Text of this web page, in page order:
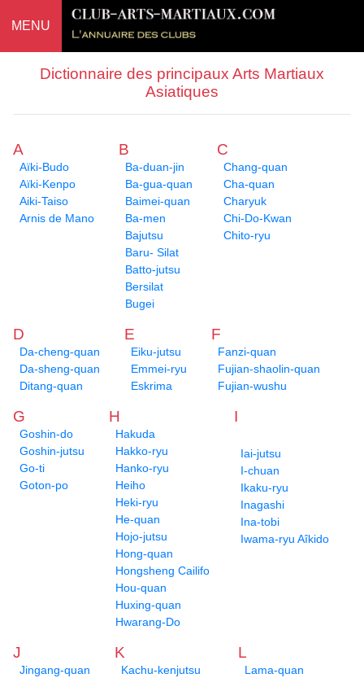
MENU
Dictionnaire des principaux Arts Martiaux
Asiatiques
A
Aïki-Budo
Aïki-Kenpo
Aiki-Taiso
Arnis de Mano
B
Ba-duan-jin
Ba-gua-quan
Baimei-quan
Ba-men
Bajutsu
Baru- Silat
Batto-jutsu
Bersilat
Bugei
C
Chang-quan
Cha-quan
Charyuk
Chi-Do-Kwan
Chito-ryu
D
Da-cheng-quan
Da-sheng-quan
Ditang-quan
E
Eiku-jutsu
Emmei-ryu
Eskrima
F
Fanzi-quan
Fujian-shaolin-quan
Fujian-wushu
G
Goshin-do
Goshin-jutsu
Go-ti
Goton-po
H
Hakuda
Hakko-ryu
Hanko-ryu
Heiho
Heki-ryu
He-quan
Hojo-jutsu
Hong-quan
Hongsheng Cailifo
Hou-quan
Huxing-quan
Hwarang-Do
I
Iai-jutsu
I-chuan
Ikaku-ryu
Inagashi
Ina-tobi
Iwama-ryu Aîkido
J
Jingang-quan
K
Kachu-kenjutsu
L
Lama-quan